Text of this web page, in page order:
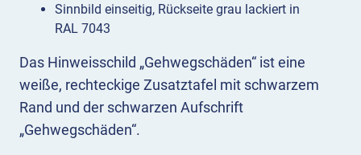
Das Hinweisschild „Gehwegschäden“ ist eine
weiße, rechteckige Zusatztafel mit schwarzem
Rand und der schwarzen Aufschrift
„Gehwegschäden“.
Sinnbild einseitig, Rückseite grau lackiert in
RAL 7043